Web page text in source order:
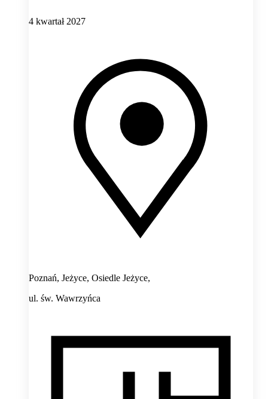
4 kwartał 2027
Poznań, Jeżyce, Osiedle Jeżyce,
ul. św. Wawrzyńca